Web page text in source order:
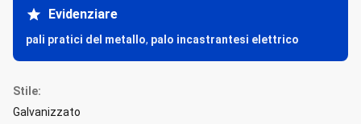
Evidenziare
pali pratici del metallo, palo incastrantesi elettrico
Stile:
Galvanizzato